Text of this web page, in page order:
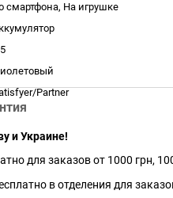
смартфона, На игрушке
Partner
и Украине!
для заказов от 1000 грн,
в отделения для